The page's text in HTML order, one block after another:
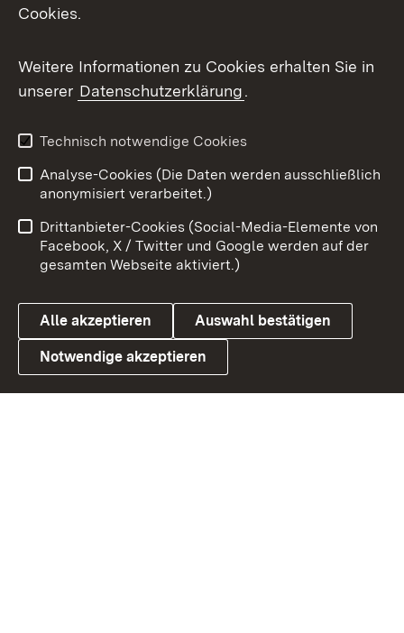
X / Twitter
Youtube
Link zum Landesportal
Impressum
Kontakt
Barrierefreiheit
Datenschutz
Cookies
Cookies.
Weitere Informationen zu Cookies erhalten Sie in
unserer Datenschutzerklärung.
Technisch notwendige Cookies
Analyse-Cookies (Die Daten werden ausschließlich
anonymisiert verarbeitet.)
Drittanbieter-Cookies (Social-Media-Elemente von
Facebook, X / Twitter und Google werden auf der
gesamten Webseite aktiviert.)
Alle akzeptieren Auswahl bestätigen
Notwendige akzeptieren